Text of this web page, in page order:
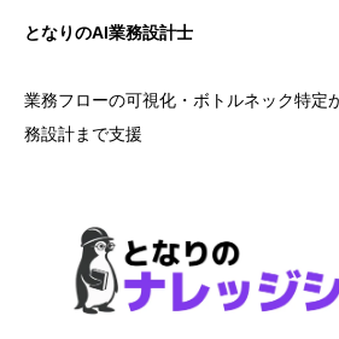
となりのAI業務設計士
業務フローの可視化・ボトルネック特定
務設計まで支援